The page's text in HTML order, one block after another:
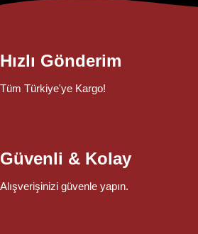
Hızlı Gönderim
Tüm Türkiye'ye Kargo!
Güvenli & Kolay
Alışverişinizi güvenle yapın.